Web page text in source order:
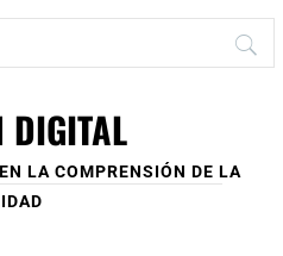
DIGITAL
LA COMPRENSIÓN DE LA